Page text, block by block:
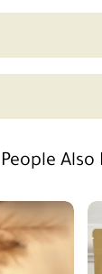
People